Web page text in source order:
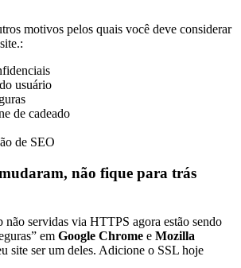
motivos pelos quais você deve considerar
usuário
de cadeado
de SEO
não fique para trás
não servidas via HTTPS agora estão sendo
em Google Chrome e Mozilla
site ser um deles. Adicione o SSL hoje